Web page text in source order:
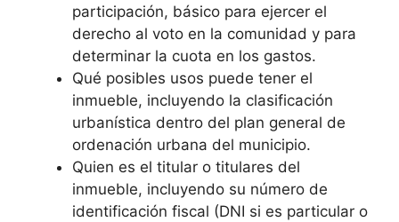
participación, básico para ejercer el
derecho al voto en la comunidad y para
determinar la cuota en los gastos.
Qué posibles usos puede tener el
inmueble, incluyendo la clasificación
urbanística dentro del plan general de
ordenación urbana del municipio.
Quien es el titular o titulares del
inmueble, incluyendo su número de
identificación fiscal (DNI si es particular o